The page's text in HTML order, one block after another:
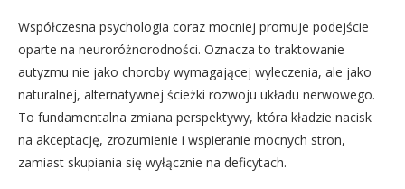
Współczesna psychologia coraz mocniej promuje podejście
oparte na neuroróżnorodności. Oznacza to traktowanie
autyzmu nie jako choroby wymagającej wyleczenia, ale jako
naturalnej, alternatywnej ścieżki rozwoju układu nerwowego.
To fundamentalna zmiana perspektywy, która kładzie nacisk
na akceptację, zrozumienie i wspieranie mocnych stron,
zamiast skupiania się wyłącznie na deficytach.